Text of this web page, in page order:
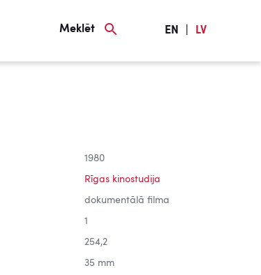
Meklēt EN LV
1980
Rīgas kinostudija
dokumentālā filma
1
254,2
35 mm